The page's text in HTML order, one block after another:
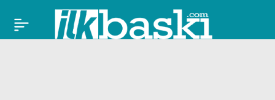
Nuray Sayarı’dan